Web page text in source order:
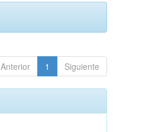
Anterior 1 Siguiente